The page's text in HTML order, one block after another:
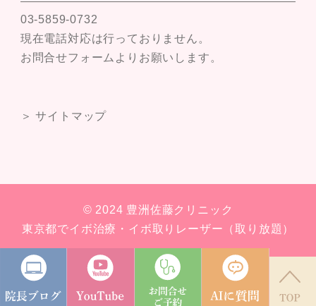
03-5859-0732
現在電話対応は行っておりません。
お問合せフォームよりお願いします。
＞ サイトマップ
© 2024 豊洲佐藤クリニック
東京都でイボ治療・イボ取りレーザー（取り放題）